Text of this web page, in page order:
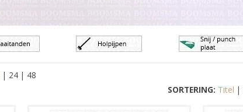
| 24 | 48
SORTERING: Titel |